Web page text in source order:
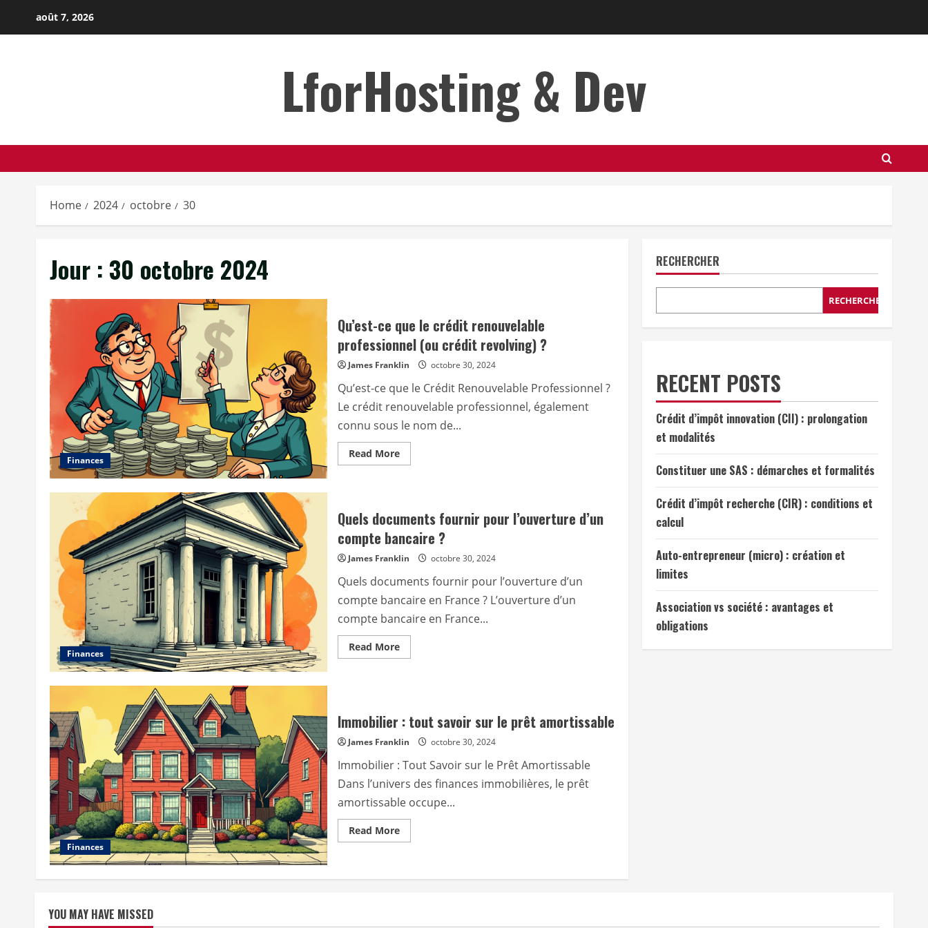
août 7, 2026
LforHosting & Dev
Home 2024 octobre 30
Jour : 30 octobre 2024
Finances
Qu’est-ce que le crédit renouvelable
professionnel (ou crédit revolving) ?
James Franklin octobre 30, 2024
Qu’est-ce que le Crédit Renouvelable Professionnel ?
Le crédit renouvelable professionnel, également
connu sous le nom de...
Read MoreRead
more
crédit
renouvelable
professionnel
crédit
?
Finances
Quels documents fournir pour l’ouverture d’un
compte bancaire ?
James Franklin octobre 30, 2024
Quels documents fournir pour l’ouverture d’un
compte bancaire en France ? L’ouverture d’un
compte bancaire en France...
Read MoreRead
more
l’ouverture
d’un
bancaire
Finances
Immobilier : tout savoir sur le prêt amortissable
James Franklin octobre 30, 2024
Immobilier : Tout Savoir sur le Prêt Amortissable
Dans l’univers des finances immobilières, le prêt
amortissable occupe...
Read MoreRead
more
tout
RECHERCHER
RECHERCHER
RECENT POSTS
Crédit d’impôt innovation (CII) : prolongation
et modalités
Constituer une SAS : démarches et formalités
Crédit d’impôt recherche (CIR) : conditions et
calcul
Auto-entrepreneur (micro) : création et
limites
Association vs société : avantages et
obligations
YOU MAY HAVE MISSED